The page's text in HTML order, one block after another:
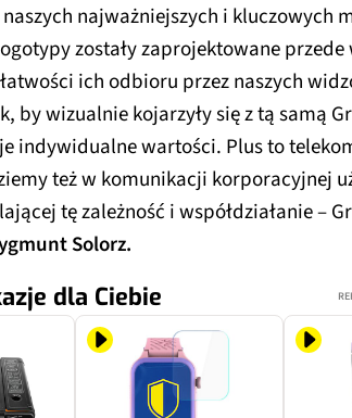
najważniejszych i kluczowych
zostały zaprojektowane
ich odbioru przez naszych
by wizualnie kojarzyły się z tą samą
indywidualne wartości. Plus to
też w komunikacji korporacyjnej
tę zależność i współdziałanie –
Solorz.
dla Ciebie